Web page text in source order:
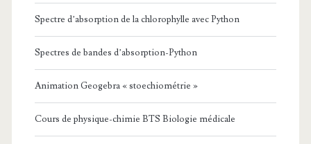
Spectre d’absorption de la chlorophylle avec Python
Spectres de bandes d’absorption-Python
Animation Geogebra « stoechiométrie »
Cours de physique-chimie BTS Biologie médicale